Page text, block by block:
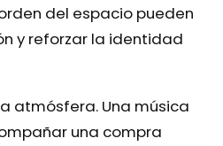
del espacio pueden
y reforzar la identidad
atmósfera. Una música
una compra